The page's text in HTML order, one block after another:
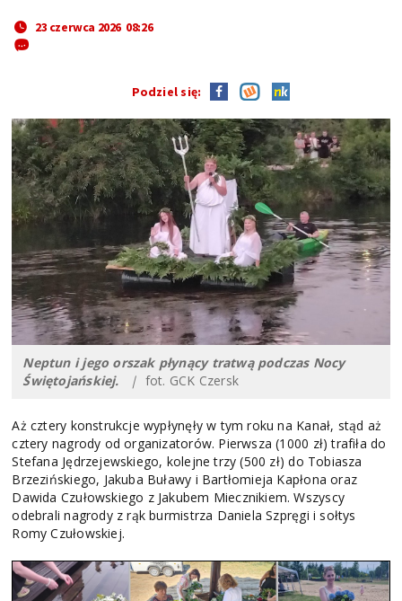
23 czerwca 2026 08:26
Podziel się:
Neptun i jego orszak płynący tratwą podczas Nocy
Świętojańskiej. | fot. GCK Czersk
Aż cztery konstrukcje wypłynęły w tym roku na Kanał, stąd aż
cztery nagrody od organizatorów. Pierwsza (1000 zł) trafiła do
Stefana Jędrzejewskiego, kolejne trzy (500 zł) do Tobiasza
Brzezińskiego, Jakuba Buławy i Bartłomieja Kapłona oraz
Dawida Czułowskiego z Jakubem Miecznikiem. Wszyscy
odebrali nagrody z rąk burmistrza Daniela Szpręgi i sołtys
Romy Czułowskiej.